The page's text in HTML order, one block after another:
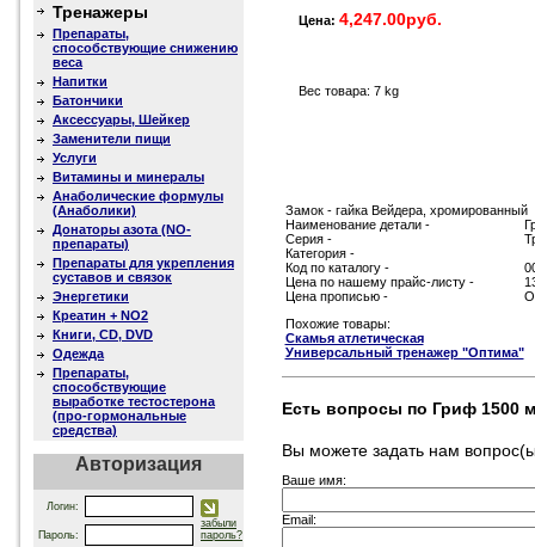
Тренажеры
Препараты,
способствующие снижению
веса
Напитки
Батончики
Аксессуары, Шейкер
Заменители пищи
Услуги
Витамины и минералы
Анаболические формулы
(Анаболики)
Донаторы азота (NO-
препараты)
Препараты для укрепления
суставов и связок
Энергетики
Креатин + NO2
Книги, CD, DVD
Одежда
Препараты,
способствующие
выработке тестостерона
(про-гормональные
средства)
Авторизация
Логин:
Пароль:
забыли
пароль?
Цена: 4,247.00руб.
Вес товара: 7 kg
Замок - гайка Вейдера, хромированный
Наименование детали -
Серия -
Категория -
Код по каталогу -
Цена по нашему прайс-листу -
Цена прописью -
Похожие товары:
Скамья атлетическая
Универсальный тренажер "Оптима"
Есть вопросы по Гриф 1500
Вы можете задать нам
Ваше имя:
Email: